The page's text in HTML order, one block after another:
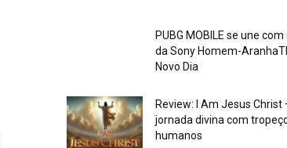
PUBG MOBILE se une
da Sony Homem-
Novo Dia
Review: I Am Jesus Christ
jornada divina com
humanos